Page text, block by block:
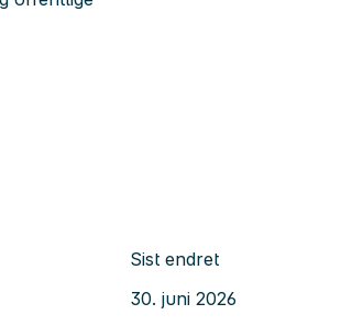
Sist endret
30. juni 2026